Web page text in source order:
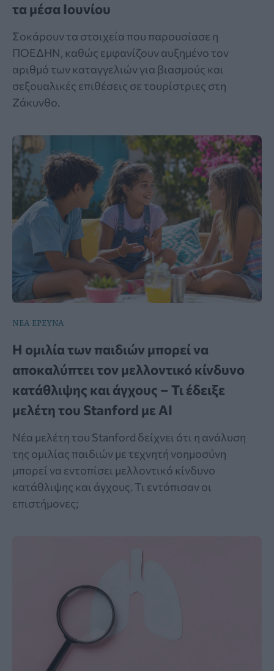
τα μέσα Ιουνίου
Σοκάρουν τα στοιχεία που παρουσίασε η
ΠΟΕΔΗΝ, καθώς εμφανίζουν αυξημένο τον
αριθμό των καταγγελιών για βιασμούς και
σεξουαλικές επιθέσεις σε τουρίστριες στη
Ζάκυνθο.
ΝΕΑ ΕΡΕΥΝΑ
Η ομιλία των παιδιών μπορεί να
αποκαλύπτει τον μελλοντικό κίνδυνο
κατάθλιψης και άγχους – Τι έδειξε
μελέτη του Stanford με AI
Νέα μελέτη του Stanford δείχνει ότι η ανάλυση
της ομιλίας παιδιών με τεχνητή νοημοσύνη
μπορεί να εντοπίσει μελλοντικό κίνδυνο
κατάθλιψης και άγχους. Τι εντόπισαν οι
επιστήμονες;